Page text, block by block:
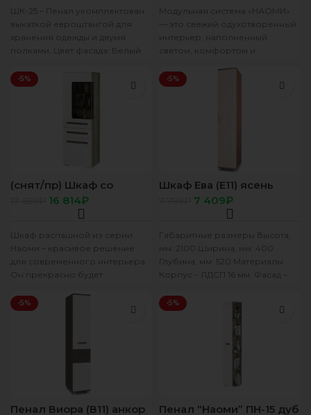
ШК-25 – Пенал укомплектован
выкаткой евроштангой для
хранения одежды и двумя
полками. Цвет фасада: Белый
Каньон
Модульная система «НАОМИ»
— это свежий одухотворенный
интерьер, наполненный
светом, комфортом и
Уникальная геометрия
фрезерованных фасадов
-5%
(снят/пр) Шкаф со
стеклом (лев) “Наоми”
ШК-23 дуб каньон/
белый глянец
16 814₽
Шкаф распашной из серии
Наоми – красивое решение
для современного интерьера.
Он прекрасно будет
В нем
-5%
Шкаф Ева (Е11) ясень
тем/св7 409₽
Габаритные размеры Высота,
мм: 2100 Ширина, мм: 400
Глубина, мм: 520 Материалы
Корпус – ЛДСП 16 мм. Фасад –
-5%
Пенал Виора (В11) анкор
-5%
Пенал “Наоми” ПН-15 дуб